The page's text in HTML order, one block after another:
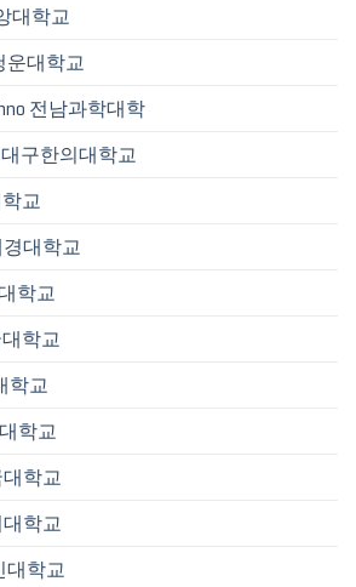
대학교
운대학교
전남과학대학
대구한의대학교
교
경대학교
학교
학교
학교
학교
대학교
대학교
대학교